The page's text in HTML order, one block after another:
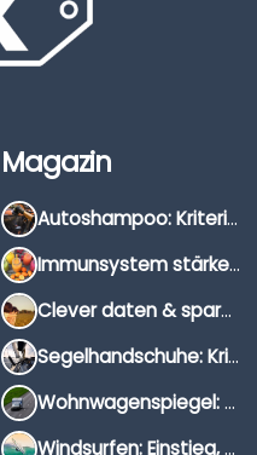
Magazin
Autoshampoo: Kriterien, Unterschiede & Anwendung
Immunsystem stärken: Hausmittel, Vitamine & Wissenswertes
Clever daten & sparen: So findest du die besten Deals für Dates und Unternehmungen
Segelhandschuhe: Kriterien, Materialien & Tipps
Wohnwagenspiegel: Auswahl, Preise & Montage
Windsurfen: Einstieg, Ausrüstung & Tipps